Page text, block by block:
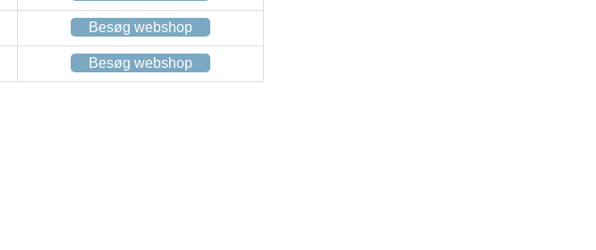
Besøg webshop
Besøg webshop